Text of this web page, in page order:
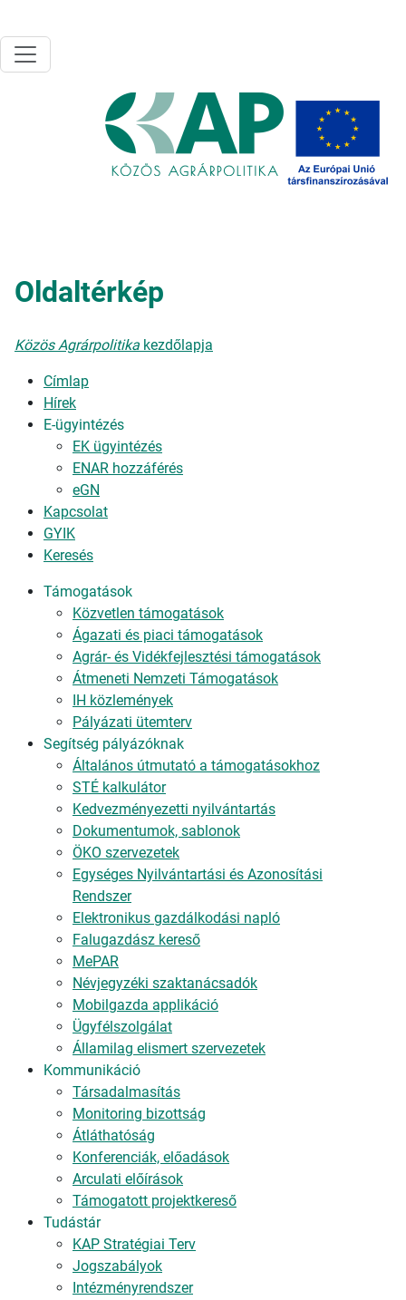
Oldaltérkép
Közös Agrárpolitika kezdőlapja
Címlap
Hírek
E-ügyintézés
EK ügyintézés
ENAR hozzáférés
eGN
Kapcsolat
GYIK
Keresés
Támogatások
Közvetlen támogatások
Ágazati és piaci támogatások
Agrár- és Vidékfejlesztési támogatások
Átmeneti Nemzeti Támogatások
IH közlemények
Pályázati ütemterv
Segítség pályázóknak
Általános útmutató a támogatásokhoz
STÉ kalkulátor
Kedvezményezetti nyilvántartás
Dokumentumok, sablonok
ÖKO szervezetek
Egységes Nyilvántartási és Azonosítási
Rendszer
Elektronikus gazdálkodási napló
Falugazdász kereső
MePAR
Névjegyzéki szaktanácsadók
Mobilgazda applikáció
Ügyfélszolgálat
Államilag elismert szervezetek
Kommunikáció
Társadalmasítás
Monitoring bizottság
Átláthatóság
Konferenciák, előadások
Arculati előírások
Támogatott projektkereső
Tudástár
KAP Stratégiai Terv
Jogszabályok
Intézményrendszer